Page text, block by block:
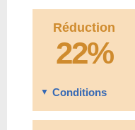
Réduction
22%
Conditions